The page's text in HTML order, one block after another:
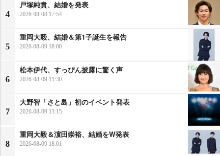
4
戸塚純貴、結婚を発表
2026-08-08 17:54
5
重岡大毅、結婚＆第1子誕生を報告
2026-08-09 18:00
6
松本伊代、すっぴん披露に驚く声
2026-08-09 11:30
7
大野智「さと島」初のイベント発表
2026-08-09 13:15
8
重岡大毅＆濵田崇裕、結婚をW発表
2026-08-09 18:01